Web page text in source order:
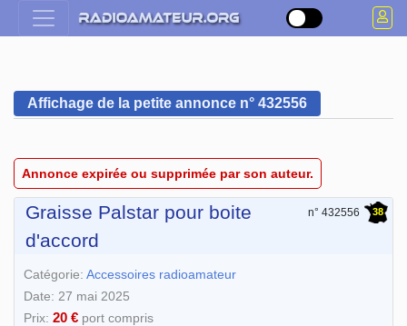
Affichage de la petite annonce n° 432556
Annonce expirée ou supprimée par son auteur.
Graisse Palstar pour boite
d'accord
n° 432556 38
Catégorie: Accessoires radioamateur
Date: 27 mai 2025
Prix: 20 € port compris